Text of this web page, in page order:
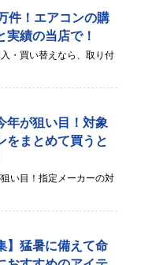
件！エアコンの購
実績の当店で！
・買い替えなら、取り付
年が狙い目！対象
をまとめて買うと
い目！指定メーカーの対
】猛暑に備えて命